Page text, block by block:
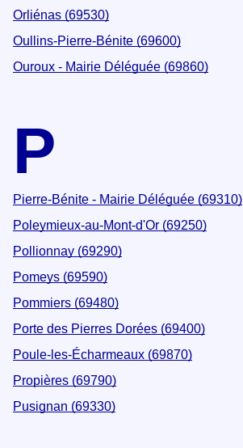
Orliénas (69530)
Oullins-Pierre-Bénite (69600)
Ouroux - Mairie Déléguée (69860)
P
Pierre-Bénite - Mairie Déléguée (69310)
Poleymieux-au-Mont-d'Or (69250)
Pollionnay (69290)
Pomeys (69590)
Pommiers (69480)
Porte des Pierres Dorées (69400)
Poule-les-Écharmeaux (69870)
Propières (69790)
Pusignan (69330)